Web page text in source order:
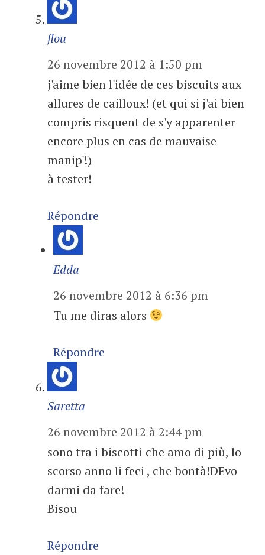
flou
26 novembre 2012 à 1:50 pm
j'aime bien l'idée de ces biscuits aux
allures de cailloux! (et qui si j'ai bien
compris risquent de s'y apparenter
encore plus en cas de mauvaise
manip'!)
à tester!
Répondre
Edda
26 novembre 2012 à 6:36 pm
Tu me diras alors
Répondre
Saretta
26 novembre 2012 à 2:44 pm
sono tra i biscotti che amo di più, lo
scorso anno li feci , che bontà!DEvo
darmi da fare!
Bisou
Répondre